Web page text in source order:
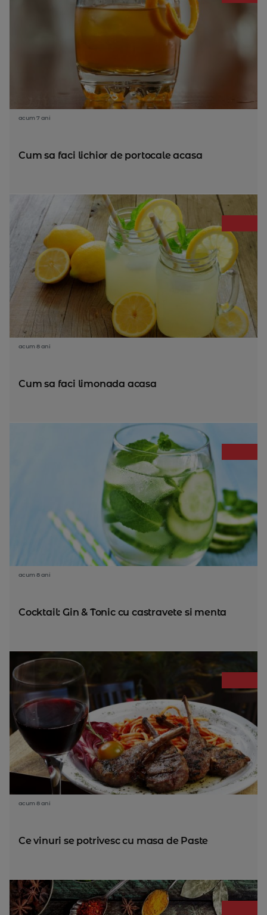
acum 7 ani
Cum sa faci lichior de portocale acasa
acum 8 ani
Cum sa faci limonada acasa
acum 8 ani
Cocktail: Gin & Tonic cu castravete si menta
acum 8 ani
Ce vinuri se potrivesc cu masa de Paste